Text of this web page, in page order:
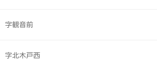
字観音前
字北木戸西